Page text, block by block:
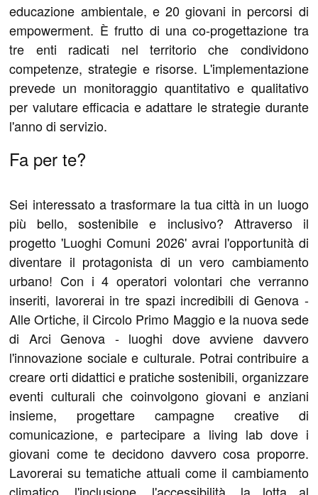
educazione ambientale, e 20 giovani in percorsi di
empowerment. È frutto di una co-progettazione tra
tre enti radicati nel territorio che condividono
competenze, strategie e risorse. L'implementazione
prevede un monitoraggio quantitativo e qualitativo
per valutare efficacia e adattare le strategie durante
l'anno di servizio.
Fa per te?
Sei interessato a trasformare la tua città in un luogo
più bello, sostenibile e inclusivo? Attraverso il
progetto 'Luoghi Comuni 2026' avrai l'opportunità di
diventare il protagonista di un vero cambiamento
urbano! Con i 4 operatori volontari che verranno
inseriti, lavorerai in tre spazi incredibili di Genova -
Alle Ortiche, il Circolo Primo Maggio e la nuova sede
di Arci Genova - luoghi dove avviene davvero
l'innovazione sociale e culturale. Potrai contribuire a
creare orti didattici e pratiche sostenibili, organizzare
eventi culturali che coinvolgono giovani e anziani
insieme, progettare campagne creative di
comunicazione, e partecipare a living lab dove i
giovani come te decidono davvero cosa proporre.
Lavorerai su tematiche attuali come il cambiamento
climatico, l'inclusione, l'accessibilità, la lotta al